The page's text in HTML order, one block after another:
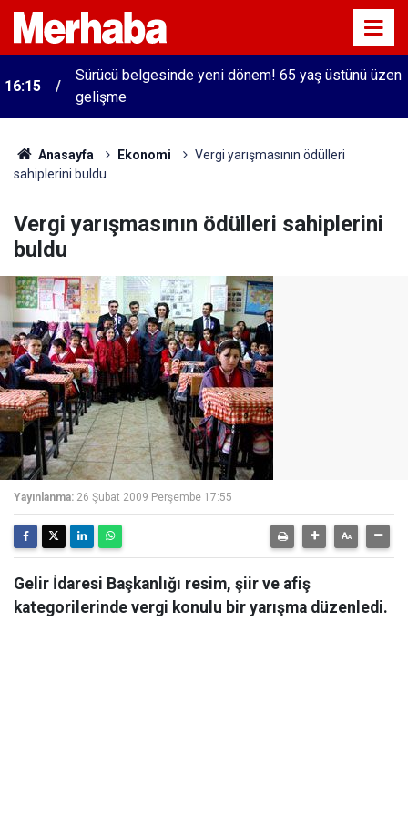
16:15
Sürücü belgesinde yeni dönem! 65 yaş üstünü üzen
gelişme
Anasayfa Ekonomi
Vergi yarışmasının ödülleri
sahiplerini buldu
Vergi yarışmasının ödülleri sahiplerini
buldu
Yayınlanma: 26 Şubat 2009 Perşembe 17:55
Gelir İdaresi Başkanlığı resim, şiir ve afiş
kategorilerinde vergi konulu bir yarışma düzenledi.